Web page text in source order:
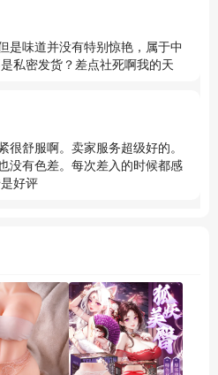
是味道并没有特别惊艳，属于中
私密发货？差点社死啊我的天
舒服啊。卖家服务超级好的。
没有色差。每次差入的时候都感
好评